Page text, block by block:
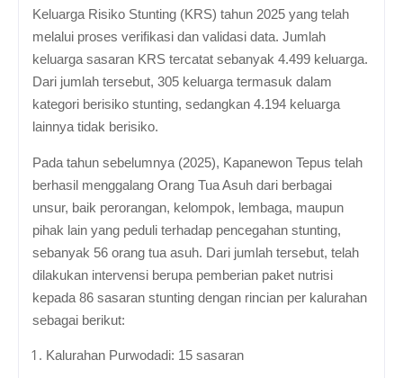
Keluarga Risiko Stunting (KRS) tahun 2025 yang telah
melalui proses verifikasi dan validasi data. Jumlah
keluarga sasaran KRS tercatat sebanyak 4.499 keluarga.
Dari jumlah tersebut, 305 keluarga termasuk dalam
kategori berisiko stunting, sedangkan 4.194 keluarga
lainnya tidak berisiko.
Pada tahun sebelumnya (2025), Kapanewon Tepus telah
berhasil menggalang Orang Tua Asuh dari berbagai
unsur, baik perorangan, kelompok, lembaga, maupun
pihak lain yang peduli terhadap pencegahan stunting,
sebanyak 56 orang tua asuh. Dari jumlah tersebut, telah
dilakukan intervensi berupa pemberian paket nutrisi
kepada 86 sasaran stunting dengan rincian per kalurahan
sebagai berikut:
Kalurahan Purwodadi: 15 sasaran